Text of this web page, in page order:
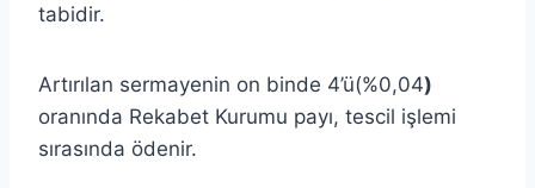
tabidir.
Artırılan sermayenin on binde 4’ü(%0,04)
oranında Rekabet Kurumu payı, tescil işlemi
sırasında ödenir.